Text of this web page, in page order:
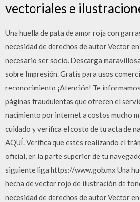
vectoriales e
Una huella de pata de amor roja con
necesidad de derechos de autor Vector
necesario ser socio. Descarga
sobre Impresión. Gratis para usos
reconocimiento ¡Atención! Te
páginas fraudulentas que ofrecen el
nacimiento por internet a costos mucho
cuidado y verifica el costo de tu acta de
AQUÍ. Verifica que estés realizando el
oficial, en la parte superior de tu
siguiente liga https://www.gob.mx Una
hecha de vector rojo de ilustración de
necesidad de derechos de autor Vector